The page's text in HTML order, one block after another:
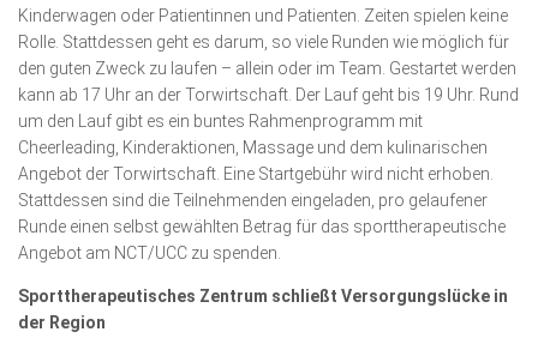
Kinderwagen oder Patientinnen und Patienten. Zeiten spielen keine
Rolle. Stattdessen geht es darum, so viele Runden wie möglich für
den guten Zweck zu laufen – allein oder im Team. Gestartet werden
kann ab 17 Uhr an der Torwirtschaft. Der Lauf geht bis 19 Uhr. Rund
um den Lauf gibt es ein buntes Rahmenprogramm mit
Cheerleading, Kinderaktionen, Massage und dem kulinarischen
Angebot der Torwirtschaft. Eine Startgebühr wird nicht erhoben.
Stattdessen sind die Teilnehmenden eingeladen, pro gelaufener
Runde einen selbst gewählten Betrag für das sporttherapeutische
Angebot am NCT/UCC zu spenden.
Sporttherapeutisches Zentrum schließt Versorgungslücke in
der Region